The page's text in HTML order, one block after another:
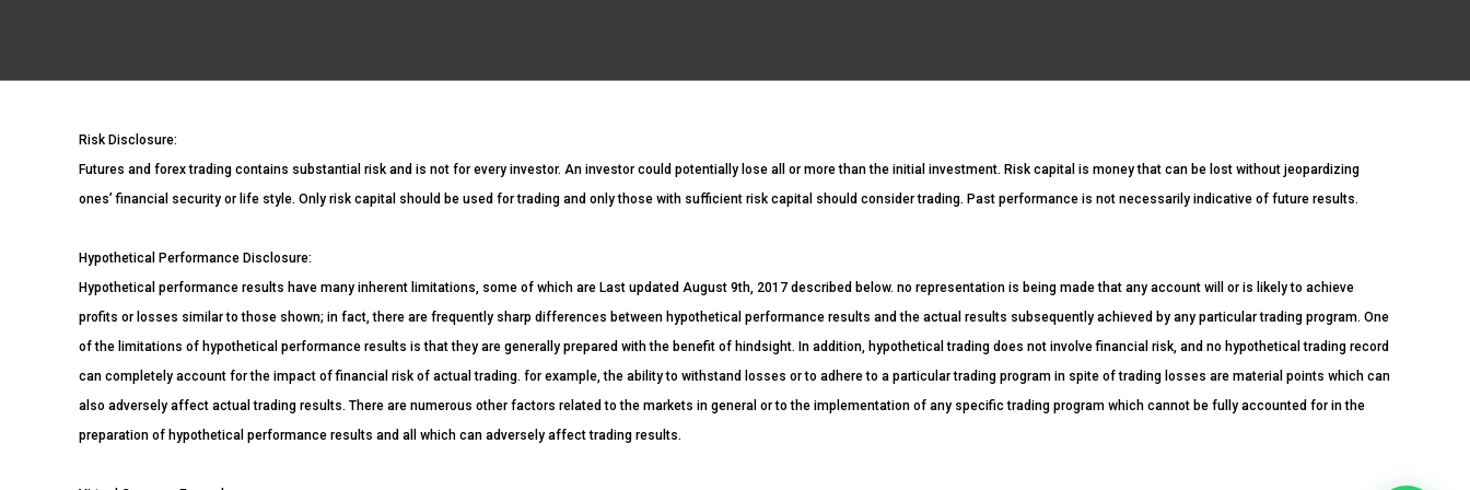
Risk Disclosure:
Futures and forex trading contains substantial risk and is not for every investor. An investor could potentially lose all or more than the initial investment. Risk capital is money that can be lost without jeopardizing
ones’ financial security or life style. Only risk capital should be used for trading and only those with sufficient risk capital should consider trading. Past performance is not necessarily indicative of future results.
Hypothetical Performance Disclosure:
Hypothetical performance results have many inherent limitations, some of which are Last updated August 9th, 2017 described below. no representation is being made that any account will or is likely to achieve
profits or losses similar to those shown; in fact, there are frequently sharp differences between hypothetical performance results and the actual results subsequently achieved by any particular trading program. One
of the limitations of hypothetical performance results is that they are generally prepared with the benefit of hindsight. In addition, hypothetical trading does not involve financial risk, and no hypothetical trading record
can completely account for the impact of financial risk of actual trading. for example, the ability to withstand losses or to adhere to a particular trading program in spite of trading losses are material points which can
also adversely affect actual trading results. There are numerous other factors related to the markets in general or to the implementation of any specific trading program which cannot be fully accounted for in the
preparation of hypothetical performance results and all which can adversely affect trading results.